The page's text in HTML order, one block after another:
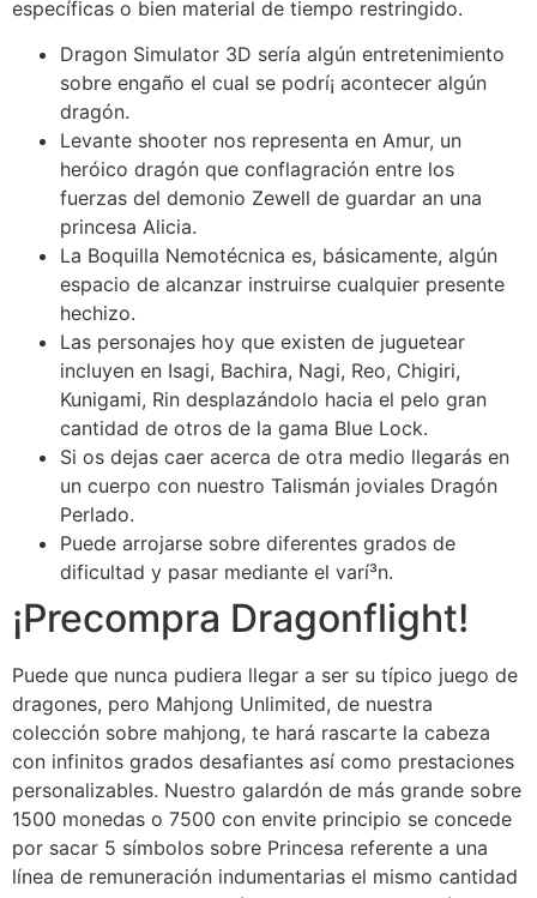
específicas o bien material de tiempo restringido.
Dragon Simulator 3D serí­a algún entretenimiento
sobre engaño el cual se podrí¡ acontecer algún
dragón.
Levante shooter nos representa en Amur, un
heróico dragón que conflagración entre los
fuerzas del demonio Zewell de guardar an una
princesa Alicia.
La Boquilla Nemotécnica es, básicamente, algún
espacio de alcanzar instruirse cualquier presente
hechizo.
Las personajes hoy que existen de juguetear
incluyen en Isagi, Bachira, Nagi, Reo, Chigiri,
Kunigami, Rin desplazándolo hacia el pelo gran
cantidad de otros de la gama Blue Lock.
Si os dejas caer acerca de otra medio llegarás en
un cuerpo con nuestro Talismán joviales Dragón
Perlado.
Puede arrojarse sobre diferentes grados de
dificultad y pasar mediante el varí³n.
¡Precompra Dragonflight!
Puede que nunca pudiera llegar a ser su típico juego de
dragones, pero Mahjong Unlimited, de nuestra
colección sobre mahjong, te hará rascarte la cabeza
con infinitos grados desafiantes así­ como prestaciones
personalizables. Nuestro galardón de más grande sobre
1500 monedas o 7500 con envite principio se concede
por sacar 5 símbolos sobre Princesa referente a una
línea de remuneración indumentarias el mismo cantidad